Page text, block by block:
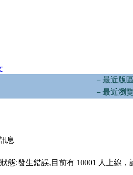
－最近版
－最近瀏
息
狀態:發生錯誤,目前有 10001 人上線